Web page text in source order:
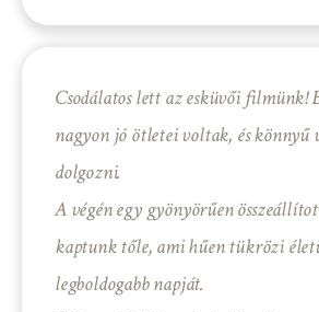
Csodálatos lett az esküvői filmünk!
nagyon jó ötletei voltak, és könnyű
dolgozni.
A végén egy gyönyörűen
kaptunk tőle, ami hűen tükrözi
legboldogabb napját.